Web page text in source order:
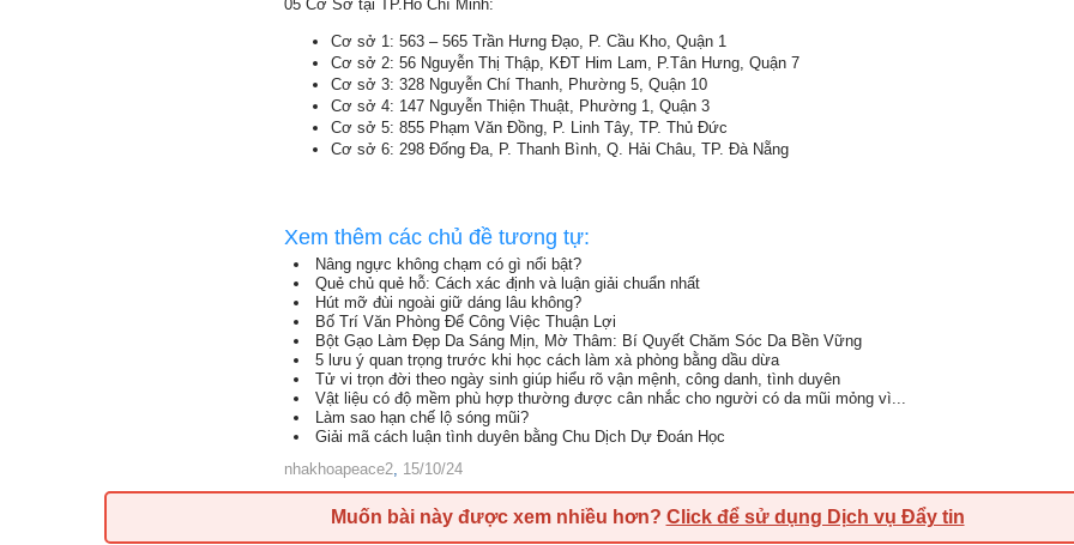
05 Cơ Sở tại TP.Hồ Chí Minh:
Cơ sở 1: 563 – 565 Trần Hưng Đạo, P. Cầu Kho, Quận 1
Cơ sở 2: 56 Nguyễn Thị Thập, KĐT Him Lam, P.Tân Hưng, Quận 7
Cơ sở 3: 328 Nguyễn Chí Thanh, Phường 5, Quận 10
Cơ sở 4: 147 Nguyễn Thiện Thuật, Phường 1, Quận 3
Cơ sở 5: 855 Phạm Văn Đồng, P. Linh Tây, TP. Thủ Đức
Cơ sở 6: 298 Đống Đa, P. Thanh Bình, Q. Hải Châu, TP. Đà Nẵng
Xem thêm các chủ đề tương tự:
Nâng ngực không chạm có gì nổi bật?
Quẻ chủ quẻ hỗ: Cách xác định và luận giải chuẩn nhất
Hút mỡ đùi ngoài giữ dáng lâu không?
Bố Trí Văn Phòng Để Công Việc Thuận Lợi
Bột Gạo Làm Đẹp Da Sáng Mịn, Mờ Thâm: Bí Quyết Chăm Sóc Da Bền Vững
5 lưu ý quan trọng trước khi học cách làm xà phòng bằng dầu dừa
Tử vi trọn đời theo ngày sinh giúp hiểu rõ vận mệnh, công danh, tình duyên
Vật liệu có độ mềm phù hợp thường được cân nhắc cho người có da mũi mỏng vì...
Làm sao hạn chế lộ sóng mũi?
Giải mã cách luận tình duyên bằng Chu Dịch Dự Đoán Học
nhakhoapeace2, 15/10/24
Muốn bài này được xem nhiều hơn? Click để sử dụng Dịch vụ Đẩy tin